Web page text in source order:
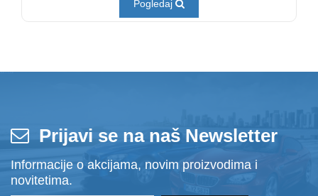
Pogledaj
Prijavi se na naš Newsletter
Informacije o akcijama, novim proizvodima i
novitetima.